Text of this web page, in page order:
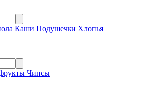
Каши Подушечки Хлопья
Чипсы